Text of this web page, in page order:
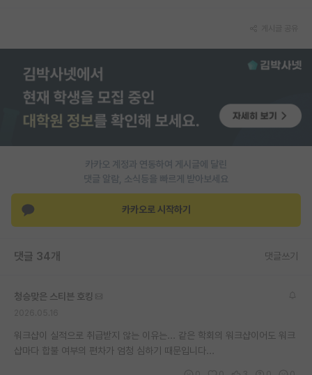
임용 후기 게시판
PI 전용 게시판
인문사회 계열 게시판
특수/전문대학원 게시판
반도체/AI 게시판
장학금/장학생 게시판
홍보 게시판
커리어
이벤트
카카오 계정과 연동하여 게시글에 달린
댓글 알람, 소식등을 빠르게 받아보세요
카카오로 시작하기
댓글 34개 댓글쓰기
청승맞은 스티븐 호킹
워크샵이 실적으로 취급받지 않는 이유는... 같은 학회의 워크샵이어도 워크
샵마다 합불 여부의 편차가 엄청 심하기 때문입니다...